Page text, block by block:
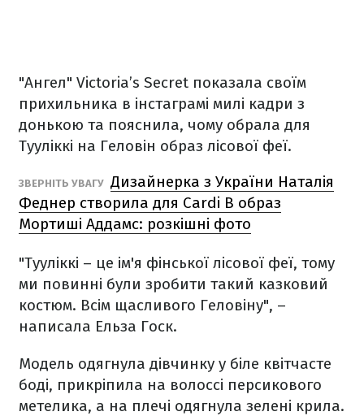
"Ангел" Victoria’s Secret показала своїм
прихильника в інстаграмі милі кадри з
донькою та пояснила, чому обрала для
Тууліккі на Геловін образ лісової феї.
ЗВЕРНІТЬ УВАГУ Дизайнерка з України Наталія
Феднер створила для Cardi B образ
Мортиші Аддамс: розкішні фото
"Тууліккі – це ім'я фінської лісової феї, тому
ми повинні були зробити такий казковий
костюм. Всім щасливого Геловіну", –
написала Ельза Госк.
Модель одягнула дівчинку у біле квітчасте
боді, прикріпила на волоссі персикового
метелика, а на плечі одягнула зелені крила.